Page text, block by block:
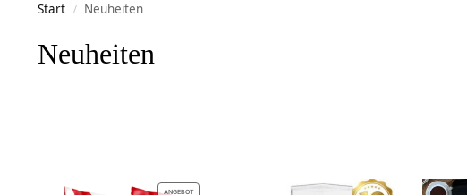
Start / Neuheiten
Neuheiten
ANGEBOT